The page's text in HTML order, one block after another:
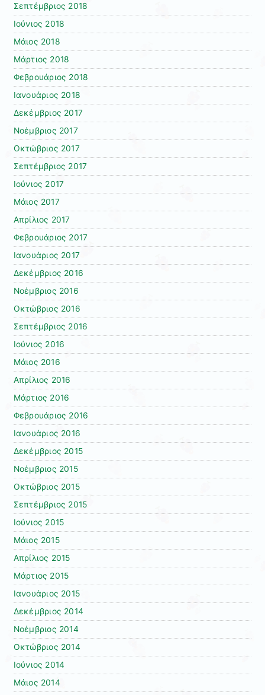
Σεπτέμβριος 2018
Ιούνιος 2018
Μάιος 2018
Μάρτιος 2018
Φεβρουάριος 2018
Ιανουάριος 2018
Δεκέμβριος 2017
Νοέμβριος 2017
Οκτώβριος 2017
Σεπτέμβριος 2017
Ιούνιος 2017
Μάιος 2017
Απρίλιος 2017
Φεβρουάριος 2017
Ιανουάριος 2017
Δεκέμβριος 2016
Νοέμβριος 2016
Οκτώβριος 2016
Σεπτέμβριος 2016
Ιούνιος 2016
Μάιος 2016
Απρίλιος 2016
Μάρτιος 2016
Φεβρουάριος 2016
Ιανουάριος 2016
Δεκέμβριος 2015
Νοέμβριος 2015
Οκτώβριος 2015
Σεπτέμβριος 2015
Ιούνιος 2015
Μάιος 2015
Απρίλιος 2015
Μάρτιος 2015
Ιανουάριος 2015
Δεκέμβριος 2014
Νοέμβριος 2014
Οκτώβριος 2014
Ιούνιος 2014
Μάιος 2014